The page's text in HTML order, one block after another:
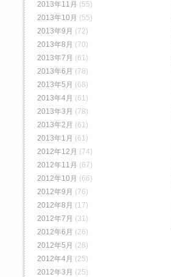
2013年11月 (55)
2013年10月 (55)
2013年9月 (72)
2013年8月 (70)
2013年7月 (61)
2013年6月 (78)
2013年5月 (68)
2013年4月 (61)
2013年3月 (78)
2013年2月 (61)
2013年1月 (61)
2012年12月 (74)
2012年11月 (67)
2012年10月 (66)
2012年9月 (76)
2012年8月 (17)
2012年7月 (31)
2012年6月 (26)
2012年5月 (28)
2012年4月 (25)
2012年3月 (25)